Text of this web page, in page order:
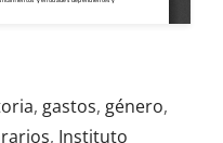
, gastos, género,
, Instituto